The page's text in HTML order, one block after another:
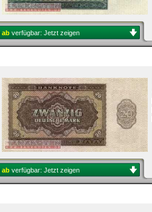
ab verfügbar: Jetzt zeigen
ab verfügbar: Jetzt zeigen